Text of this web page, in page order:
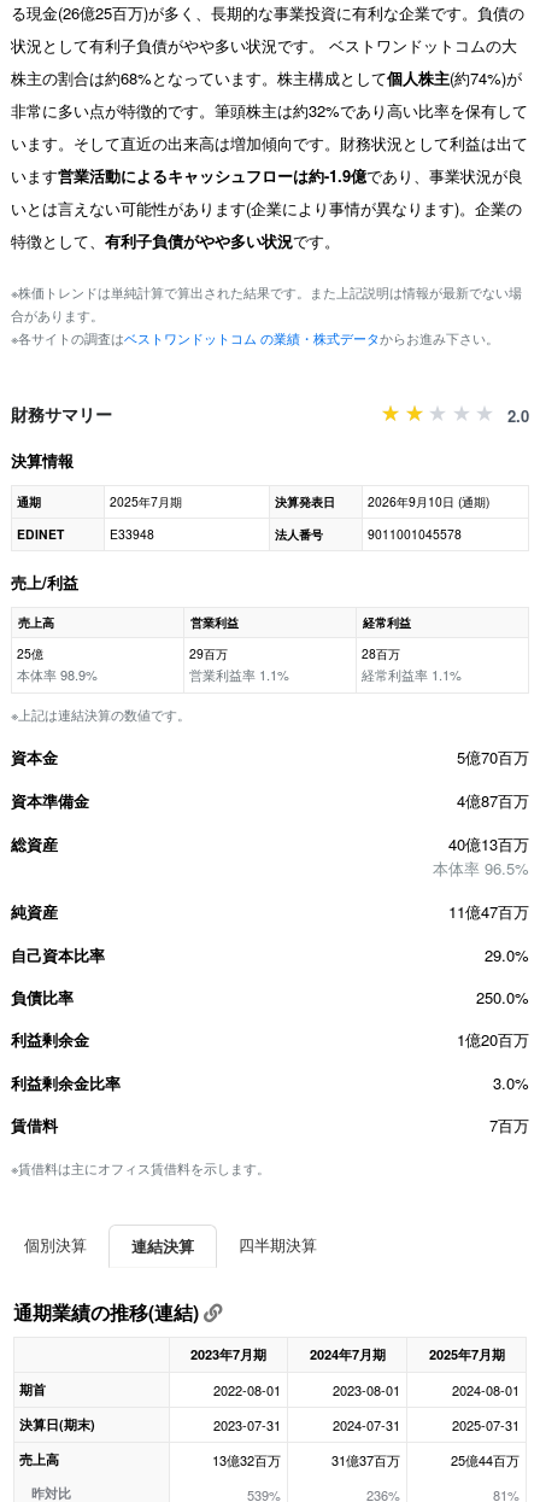
る現金(26億25百万)が多く、長期的な事業投資に有利な企業です。負債の
状況として有利子負債がやや多い状況です。 ベストワンドットコムの大
株主の割合は約68%となっています。株主構成として個人株主(約74%)が
非常に多い点が特徴的です。筆頭株主は約32%であり高い比率を保有して
います。そして直近の出来高は増加傾向です。財務状況として利益は出て
います営業活動によるキャッシュフローは約-1.9億であり、事業状況が良
いとは言えない可能性があります(企業により事情が異なります)。企業の
特徴として、 有利子負債がやや多い状況です。
※株価トレンドは単純計算で算出された結果です。また上記説明は情報が最新でない場
合があります。
※各サイトの調査はベストワンドットコム の業績・株式データからお進み下さい。
財務サマリー
2.0
決算情報
通期 2025年7月期 決算発表日
2026年9月10日 (通期)
EDINET
E33948 法人番号 9011001045578
売上/利益
売上高 営業利益
経常利益
25億
本体率 98.9%
29百万
営業利益率 1.1%
28百万
経常利益率 1.1%
※上記は連結決算の数値です。
資本金
5億70百万
資本準備金
4億87百万
総資産
40億13百万
本体率 96.5%
純資産
11億47百万
自己資本比率
29.0%
負債比率
250.0%
利益剰余金
1億20百万
利益剰余金比率
3.0%
賃借料
7百万
※賃借料は主にオフィス賃借料を示します。
個別決算 連結決算 四半期決算
通期業績の推移(連結)
2023年7月期 2024年7月期
2025年7月期
期首
2022-08-01 2023-08-01 2024-08-01
決算日(期末) 2023-07-31 2024-07-31 2025-07-31
売上高
昨対比
13億32百万
539%
31億37百万
236%
25億44百万
81%